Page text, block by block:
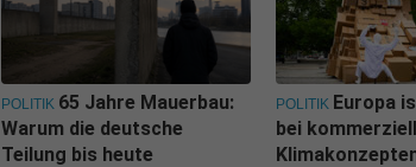
POLITIK 65 Jahre Mauerbau:
Warum die deutsche
Teilung bis heute
POLITIK Europa
bei